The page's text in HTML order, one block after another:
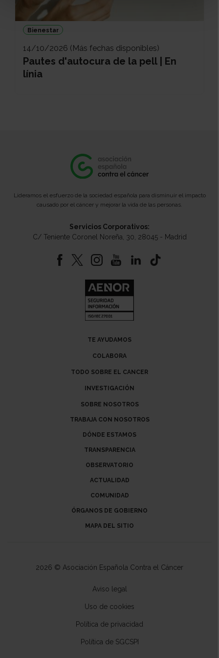
Bienestar
14/10/2026 (Más fechas disponibles)
Pautes d'autocura de la pell | En
línia
Lideramos el esfuerzo de la sociedad española para disminuir el impacto
causado por el cáncer y mejorar la vida de las personas.
Servicios Corporativos:
C/ Teniente Coronel Noreña, 30, 28045 - Madrid
TE AYUDAMOS
COLABORA
TODO SOBRE EL CANCER
INVESTIGACIÓN
SOBRE NOSOTROS
TRABAJA CON NOSOTROS
DÓNDE ESTAMOS
TRANSPARENCIA
OBSERVATORIO
ACTUALIDAD
COMUNIDAD
ÓRGANOS DE GOBIERNO
MAPA DEL SITIO
2026 © Asociación Española Contra el Cáncer
Aviso legal
Uso de cookies
Política de privacidad
Política de SGCSPI